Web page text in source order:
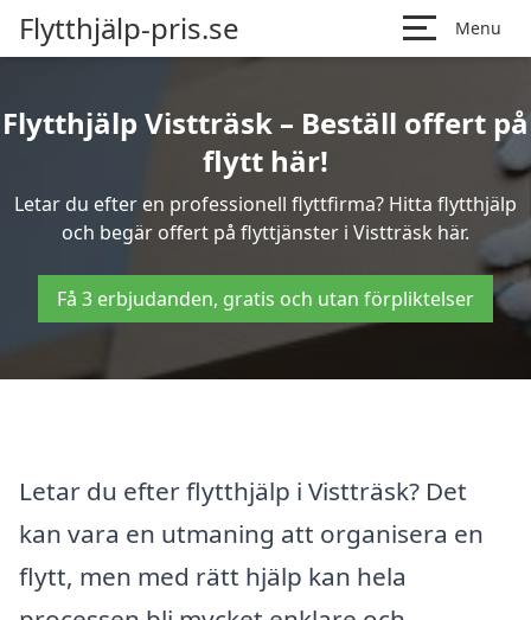
Flytthjälp-pris.se Menu
Flytthjälp Vistträsk – Beställ offert på
flytt här!
Letar du efter en professionell flyttfirma? Hitta flytthjälp
och begär offert på flyttjänster i Vistträsk här.
Få 3 erbjudanden, gratis och utan förpliktelser
Letar du efter flytthjälp i Vistträsk? Det
kan vara en utmaning att organisera en
flytt, men med rätt hjälp kan hela